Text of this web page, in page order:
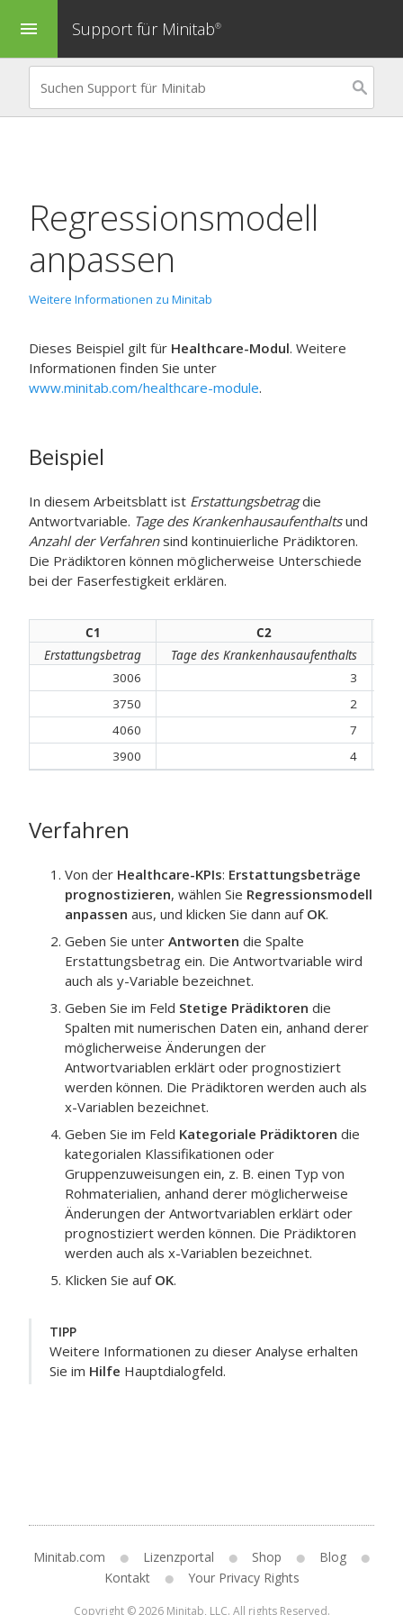
menu Support für Minitab®
Regressionsmodell
anpassen
Weitere Informationen zu Minitab
Dieses Beispiel gilt für Healthcare-Modul. Weitere
Informationen finden Sie unter
www.minitab.com/healthcare-module.
Beispiel
In diesem Arbeitsblatt ist Erstattungsbetragdie
Antwortvariable. Tage des Krankenhausaufenthaltsund
Anzahl der Verfahrensind kontinuierliche Prädiktoren.
Die Prädiktoren können möglicherweise Unterschiede
bei der Faserfestigkeit erklären.
C1
C2
Erstattungsbetrag
Tage des Krankenhausaufenthalts
3006
3
3750
2
4060
7
3900
4
Verfahren
Von der Healthcare-KPIs: Erstattungsbeträge
prognostizieren, wählen Sie Regressionsmodell
anpassen aus, und klicken Sie dann auf OK.
Geben Sie unter Antworten die Spalte
Erstattungsbetrag ein. Die Antwortvariable wird
auch als y-Variable bezeichnet.
Geben Sie im Feld Stetige Prädiktoren die
Spalten mit numerischen Daten ein, anhand derer
möglicherweise Änderungen der
Antwortvariablen erklärt oder prognostiziert
werden können. Die Prädiktoren werden auch als
x-Variablen bezeichnet.
Geben Sie im Feld Kategoriale Prädiktoren die
kategorialen Klassifikationen oder
Gruppenzuweisungen ein, z. B. einen Typ von
Rohmaterialien, anhand derer möglicherweise
Änderungen der Antwortvariablen erklärt oder
prognostiziert werden können. Die Prädiktoren
werden auch als x-Variablen bezeichnet.
Klicken Sie auf OK.
TIPP
Weitere Informationen zu dieser Analyse erhalten
Sie im Hilfe Hauptdialogfeld.
Minitab.com Lizenzportal Shop
Blog
Kontakt
Your Privacy Rights
Copyright © 2026 Minitab, LLC. All rights Reserved.